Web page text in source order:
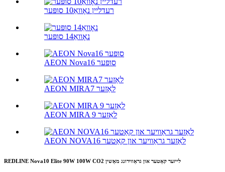
רעדליין נאָוואַ10 סופּער
נאָוואַ14 סופּער
AEON Nova16 סופּער
AEON MIRA7 לאַזער
AEON MIRA 9 לאַזער
AEON NOVA16 לאַזער גראַוויער און קאַטער
REDLINE Nova10 Elite 90W 100W CO2 לייזער קאַטער און גראַווירונג מאַשין